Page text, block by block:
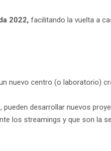
2022, facilitando la vuelta a
nuevo centro (o laboratorio)
desarrollar nuevos
los streamings y que son la